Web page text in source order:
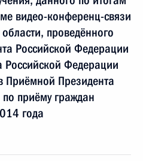
видео-конференц-связи
проведённого
Российской Федерации
Российской Федерации
Президента
приёму граждан
года